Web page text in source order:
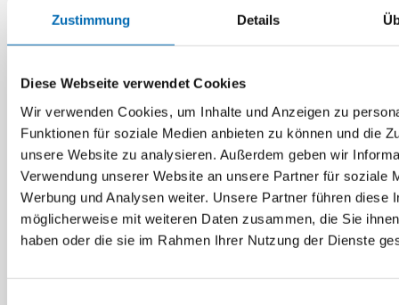
Zustimmung Details
Diese Webseite verwendet Cookies
Wir verwenden Cookies, um Inhalte und Anzeigen zu
Funktionen für soziale Medien anbieten zu können und die
unsere Website zu analysieren. Außerdem geben wir
Verwendung unserer Website an unsere Partner für soziale
Werbung und Analysen weiter. Unsere Partner führen diese
möglicherweise mit weiteren Daten zusammen, die Sie
haben oder die sie im Rahmen Ihrer Nutzung der Dienste
Metabo
HW-Wendemesser für
Lackfräse
2 Ausführungen
Festool
Nutfräser HS S8
3 Ausführungen